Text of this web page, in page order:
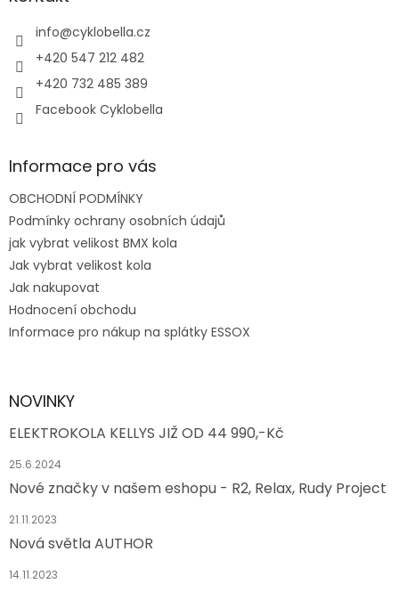
info@cyklobella.cz
+420 547 212 482
+420 732 485 389
Facebook Cyklobella
Informace pro vás
OBCHODNÍ PODMÍNKY
Podmínky ochrany osobních údajů
jak vybrat velikost BMX kola
Jak vybrat velikost kola
Jak nakupovat
Hodnocení obchodu
Informace pro nákup na splátky ESSOX
NOVINKY
ELEKTROKOLA KELLYS JIŽ OD 44 990,-Kč
25.6.2024
Nové značky v našem eshopu - R2, Relax, Rudy Project
21.11.2023
Nová světla AUTHOR
14.11.2023